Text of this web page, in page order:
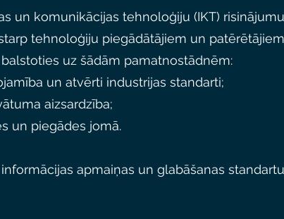
un komunikācijas tehnoloģiju (IKT)
tehnoloģiju piegādātājiem un
uz šādām pamatnostādnēm:
un atvērti industrijas standarti;
aizsardzība;
un piegādes jomā.
apmaiņas un glabāšanas